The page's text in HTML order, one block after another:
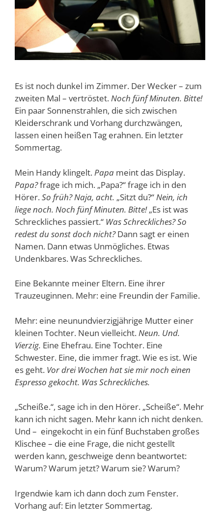
Es ist noch dunkel im Zimmer. Der Wecker – zum
zweiten Mal – vertröstet.Noch fünf Minuten. Bitte!
Ein paar Sonnenstrahlen, die sich zwischen
Kleiderschrank und Vorhang durchzwängen,
lassen einen heißen Tag erahnen. Ein letzter
Sommertag.
Mein Handy klingelt. Papa meint das Display.
Papa?frage ich mich. „Papa?“ frage ich in den
Hörer.So früh? Naja, acht. „Sitzt du?“ Nein, ich
liege noch. Noch fünf Minuten. Bitte!„Es ist was
Schreckliches passiert.“ Was Schreckliches? So
redest du sonst doch nicht?Dann sagt er einen
Namen. Dann etwas Unmögliches. Etwas
Undenkbares. Was Schreckliches.
Eine Bekannte meiner Eltern. Eine ihrer
Trauzeuginnen. Mehr: eine Freundin der Familie.
Mehr: eine neunundvierzigjährige Mutter einer
kleinen Tochter. Neun vielleicht. Neun. Und.
Vierzig. Eine Ehefrau. Eine Tochter. Eine
Schwester. Eine, die immer fragt. Wie es ist. Wie
es geht. Vor drei Wochen hat sie mir noch einen
Espresso gekocht. Was Schreckliches.
„Scheiße.“, sage ich in den Hörer. „Scheiße“. Mehr
kann ich nicht sagen. Mehr kann ich nicht denken.
Und – eingekocht in ein fünf Buchstaben großes
Klischee – die eine Frage, die nicht gestellt
werden kann, geschweige denn beantwortet:
Warum? Warum jetzt? Warum sie? Warum?
Irgendwie kam ich dann doch zum Fenster.
Vorhang auf: Ein letzter Sommertag.